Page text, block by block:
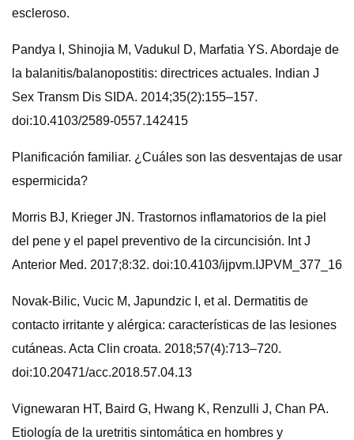
escleroso.
Pandya I, Shinojia M, Vadukul D, Marfatia YS. Abordaje de
la balanitis/balanopostitis: directrices actuales. Indian J
Sex Transm Dis SIDA. 2014;35(2):155–157.
doi:10.4103/2589-0557.142415
Planificación familiar. ¿Cuáles son las desventajas de usar
espermicida?
Morris BJ, Krieger JN. Trastornos inflamatorios de la piel
del pene y el papel preventivo de la circuncisión. Int J
Anterior Med. 2017;8:32. doi:10.4103/ijpvm.IJPVM_377_16
Novak-Bilic, Vucic M, Japundzic I, et al. Dermatitis de
contacto irritante y alérgica: características de las lesiones
cutáneas. Acta Clin croata. 2018;57(4):713–720.
doi:10.20471/acc.2018.57.04.13
Vignewaran HT, Baird G, Hwang K, Renzulli J, Chan PA.
Etiología de la uretritis sintomática en hombres y